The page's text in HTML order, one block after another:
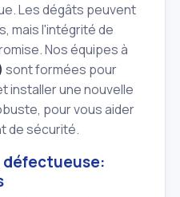
Les dégâts peuvent
mais l'intégrité de
Nos équipes à
sont formées pour
installer une nouvelle
pour vous aider
de sécurité.
défectueuse: